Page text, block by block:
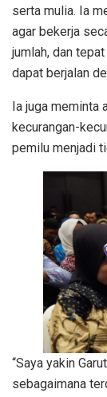
serta mulia. Ia
agar bekerja
jumlah, dan
dapat berjalan
Ia juga meminta
kecurangan-
pemilu menjadi
“Saya yakin
sebagaimana